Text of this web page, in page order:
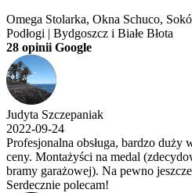
Omega Stolarka, Okna Schuco,
Podłogi | Bydgoszcz i Białe Błota
28 opinii Google
Judyta Szczepaniak
2022-09-24
Profesjonalna obsługa, bardzo duży
ceny. Montażyści na medal
bramy garażowej). Na pewno
Serdecznie polecam!